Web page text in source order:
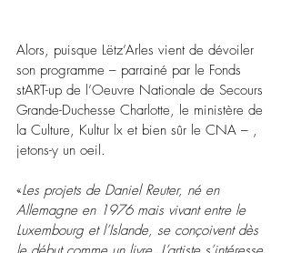
Alors, puisque Lëtz’Arles vient de dévoiler
son programme – parrainé par le Fonds
stART-up de l’Oeuvre Nationale de Secours
Grande-Duchesse Charlotte, le ministère de
la Culture, Kultur lx et bien sûr le CNA – ,
jetons-y un oeil.
«Les projets de Daniel Reuter, né en
Allemagne en 1976 mais vivant entre le
Luxembourg et l’Islande, se conçoivent dès